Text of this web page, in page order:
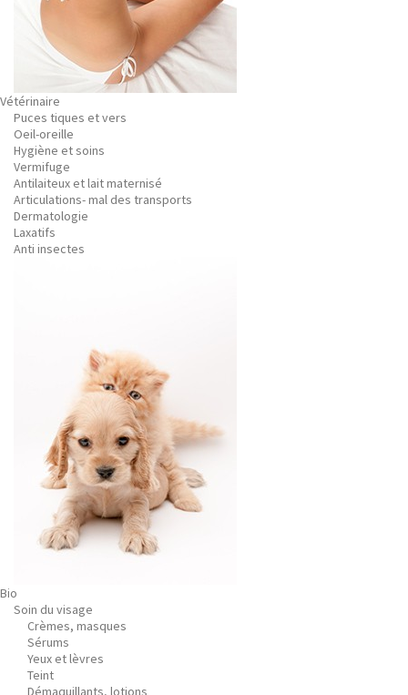
Vétérinaire
Puces tiques et vers
Oeil-oreille
Hygiène et soins
Vermifuge
Antilaiteux et lait maternisé
Articulations- mal des transports
Dermatologie
Laxatifs
Anti insectes
Bio
Soin du visage
Crèmes, masques
Sérums
Yeux et lèvres
Teint
Démaquillants, lotions